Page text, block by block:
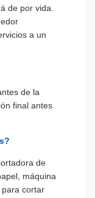
de por vida.
a un
de la
final antes
de
máquina
para cortar